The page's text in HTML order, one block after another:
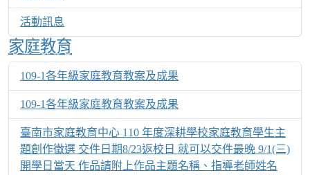
活動訊息
家庭教育
109-1各年級家庭教育教案及成果
109-1各年級家庭教育教案及成果
臺南市家庭教育中心 110 年度深耕學校家庭教育學生主
題創作徵選 交件日期8/23返校日 就可以交件最晚 9/1(三)
開學日當天 作品請附上作品主題名稱、指導老師姓名